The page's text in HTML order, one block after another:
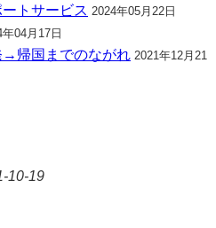
トサービス 2024年05月22日
年04月17日
帰国までのながれ 2021年12月21
10-19